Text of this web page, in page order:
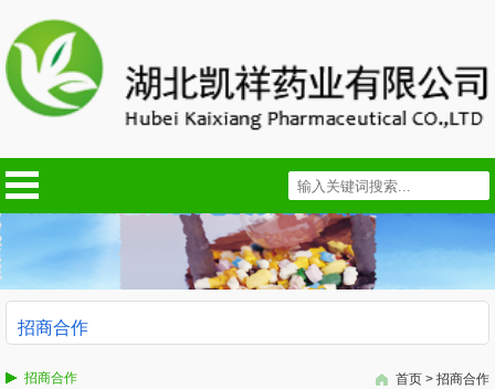
招商合作
首页 > 招商合作
招商合作